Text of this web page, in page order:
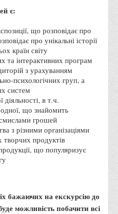
розвитку
процесу та інноваційного
є:
що розповідає про
про унікальні історії
країн світу
та інтерактивних програм
з урахуванням
психологічних груп, а
систем
діяльності, в т.ч.
що знайомить
смислами грошей
з різними організаціями
творчих продуктів
що популяризує
бажаючих на екскурсію до
можливість побачити всі